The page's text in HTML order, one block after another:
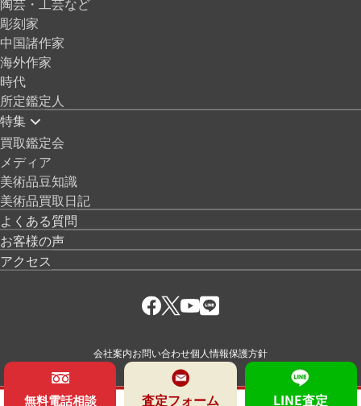
彫刻家
中国諸作家
海外作家
時代
所定鑑定人
特集
買取鑑定会
メディア
美術品豆知識
美術品買取日記
よくある質問
お客様の声
アクセス
会社案内お問い合わせ個人情報保護方針
© 絵画骨董買取プロ
無料電話相談 査定フォーム LINE査定